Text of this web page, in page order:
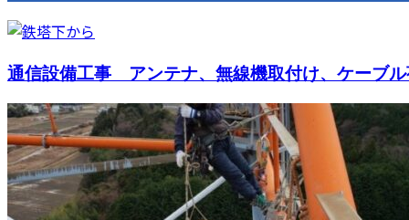
通信設備工事 アンテナ、無線機取付け、ケーブ